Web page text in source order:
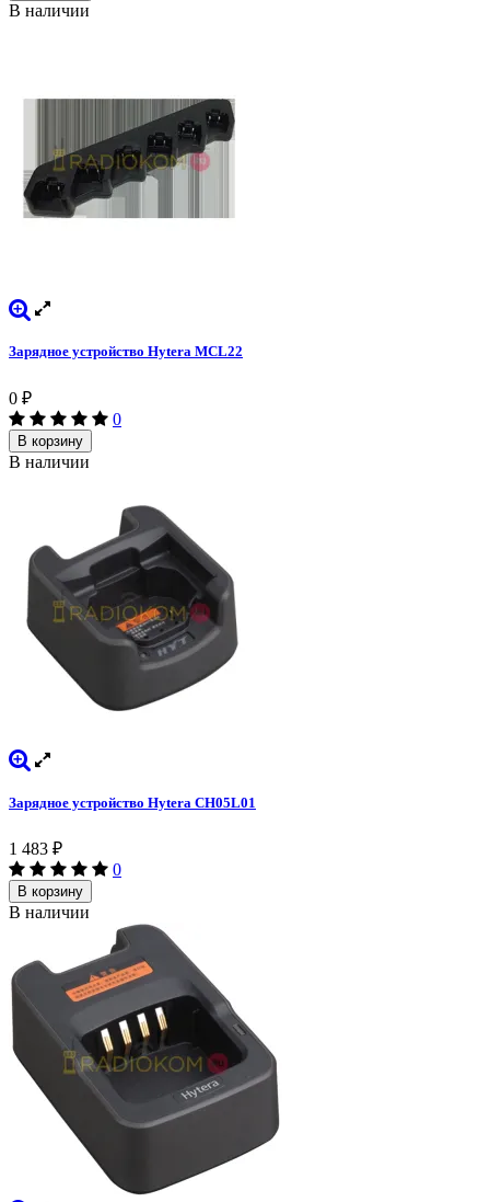
В наличии
Зарядное устройство Hytera MCL22
0 ₽
0
В корзину
В наличии
Зарядное устройство Hytera CH05L01
1 483 ₽
0
В корзину
В наличии